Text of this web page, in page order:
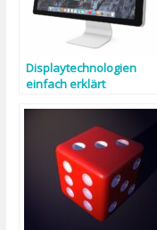
Displaytechnologien
einfach erklärt